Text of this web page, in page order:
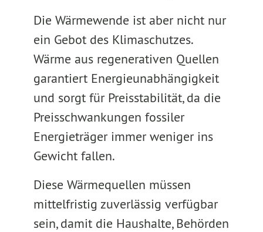
Die Wärmewende ist aber nicht nur
ein Gebot des Klimaschutzes.
Wärme aus regenerativen Quellen
garantiert Energieunabhängigkeit
und sorgt für Preisstabilität, da die
Preisschwankungen fossiler
Energieträger immer weniger ins
Gewicht fallen.
Diese Wärmequellen müssen
mittelfristig zuverlässig verfügbar
sein, damit die Haushalte, Behörden